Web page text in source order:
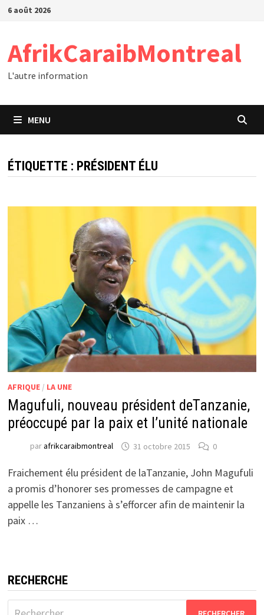
Passer
6 août 2026
AfrikCaraibMontreal
L'autre information
MENU
ÉTIQUETTE : PRÉSIDENT ÉLU
AFRIQUE/ LA UNE
Magufuli, nouveau président deTanzanie,
préoccupé par la paix et l’unité nationale
parafrikcaraibmontreal 31 octobre 2015 0
Fraichement élu président de laTanzanie, John Magufuli
a promis d’honorer ses promesses de campagne et
appelle les Tanzaniens à s’efforcer afin de maintenir la
paix …
RECHERCHE
Rechercher :